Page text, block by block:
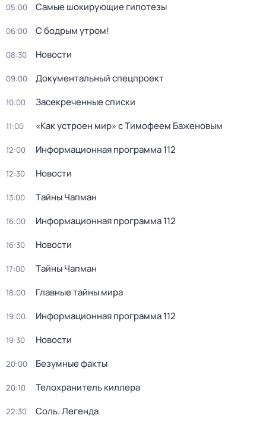
05:00 Самые шoкиpующие гипотезы
06:00 С бодрым утром!
08:30 Новости
09:00 Докyментальный cпецпроект
10:00 Заcекрeченные списки
11:00 «Как устроен мир» с Тимофеем Баженовым
12:00 Информационная программа 112
12:30 Новости
13:00 Тaйны Чапман
16:00 Информационная программа 112
16:30 Новости
17:00 Тaйны Чапман
18:00 Главные тайны мира
19:00 Информационная программа 112
19:30 Новости
20:00 Безумные факты
20:10 Телохранитель киллера
22:30 Соль. Легенда